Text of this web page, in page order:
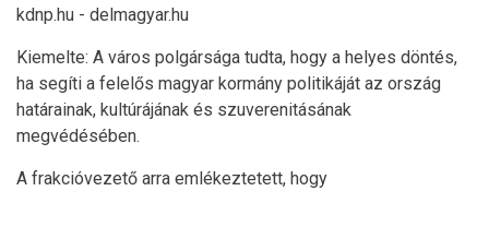
kdnp.hu - delmagyar.hu
Kiemelte: A város polgársága tudta, hogy a helyes döntés,
ha segíti a felelős magyar kormány politikáját az ország
határainak, kultúrájának és szuverenitásának
megvédésében.
A frakcióvezető arra emlékeztetett, hogy